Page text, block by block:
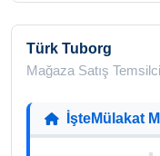
Türk Tuborg
Mağaza Satış
İşteMülakat